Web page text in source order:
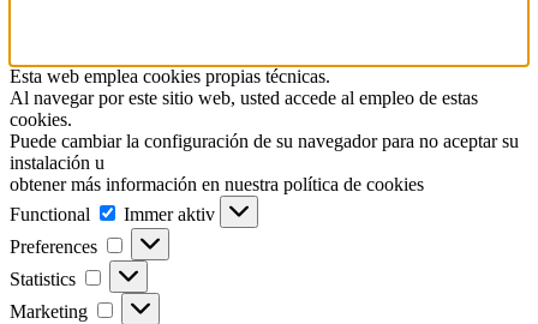
Esta web emplea cookies propias técnicas.
Al navegar por este sitio web, usted accede al empleo de estas
cookies.
Puede cambiar la configuración de su navegador para no aceptar su
instalación u
obtener más información en nuestra política de cookies
Functional
Functional
Immer aktiv
Preferences
Preferences
Statistics Statistics
Marketing Marketing